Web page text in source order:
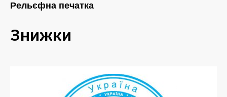
Рельєфна печатка
Знижки